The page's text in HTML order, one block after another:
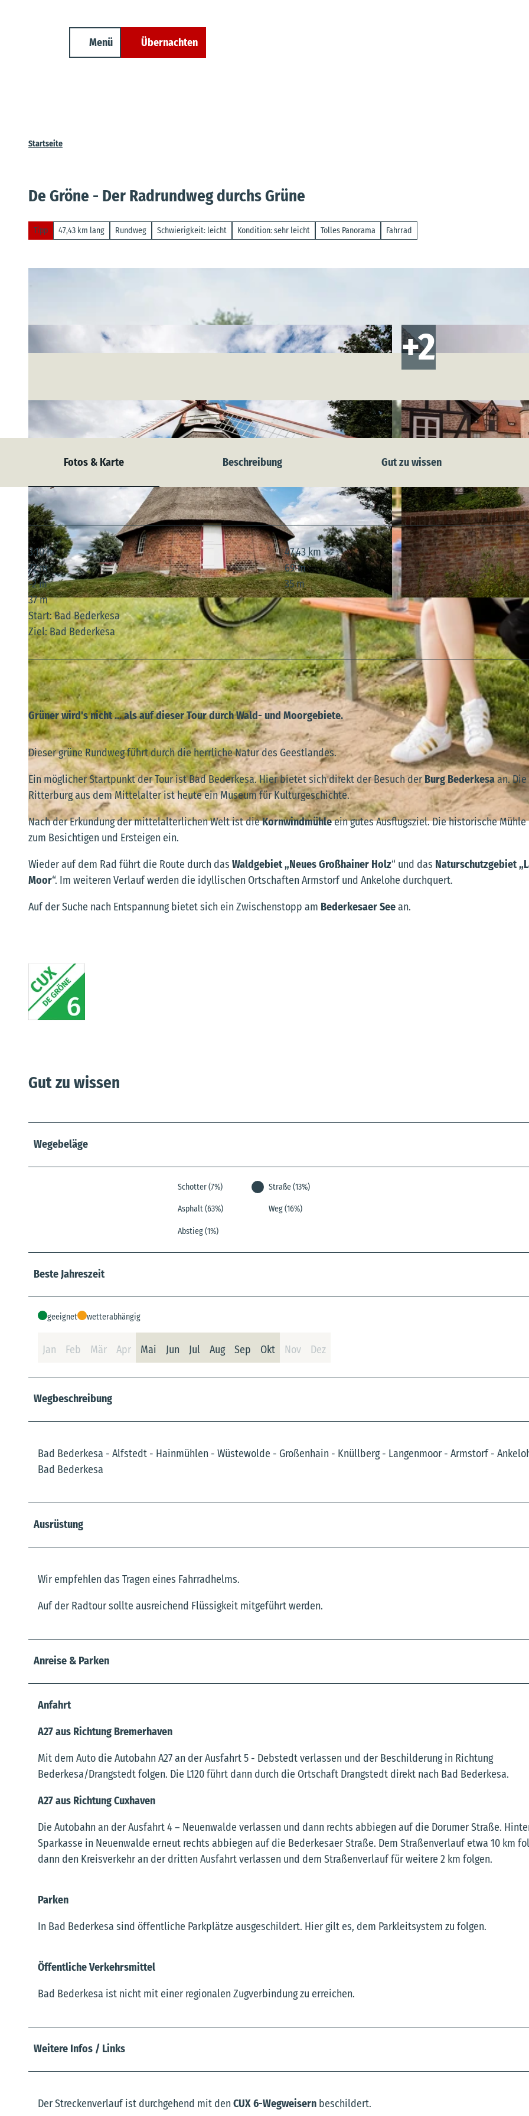
Menü Übernachten
Startseite
De Gröne - Der Radrundweg durchs Grüne
Tipp 47,43 km lang Rundweg Schwierigkeit: leicht Kondition: sehr leicht Tolles Panorama Fahrrad
© Nele Martensen, Cuxland-Tourismus, Nele Martensen | CC-BY-SA
© Florian Trykowski, Cuxland-Tourismus, Fotograf Florian Trykowski | CC-BY-SA © Nele Martensen, Cuxland-Tourismus, Nele
Fotos & Karte Beschreibung Gut zu wissen
3:10 h
47,43 km
72 m
69 m
-2 m
35 m
37 m
Start: Bad Bederkesa
Ziel: Bad Bederkesa
Grüner wird's nicht ... als auf dieser Tour durch Wald- und Moorgebiete.
Dieser grüne Rundweg führt durch die herrliche Natur des Geestlandes.
Ein möglicher Startpunkt der Tour ist Bad Bederkesa. Hier bietet sich direkt der Besuch derBurg Bederkesaan. Die
Ritterburg aus dem Mittelalter ist heute ein Museum für Kulturgeschichte.
Nach der Erkundung der mittelalterlichen Welt ist dieKornwindmühleein gutes Ausflugsziel. Die historische
zum Besichtigen und Ersteigen ein.
Wieder auf dem Rad führt die Route durch das Waldgebiet „Neues Großhainer Holz“ und das Naturschutzgebiet
Moor“. Im weiteren Verlauf werden die idyllischen Ortschaften Armstorf und Ankelohe durchquert.
Auf der Suche nach Entspannung bietet sich ein Zwischenstopp am Bederkesaer Seean.
Gut zu wissen
Wegebeläge
Schotter (7%) Straße (13%)
Asphalt (63%) Weg (16%)
Abstieg (1%)
Beste Jahreszeit
geeignet wetterabhängig
Jan Feb Mär Apr Mai Jun Jul Aug Sep Okt Nov Dez
Wegbeschreibung
Bad Bederkesa - Alfstedt - Hainmühlen - Wüstewolde - Großenhain - Knüllberg - Langenmoor - Armstorf -
Bad Bederkesa
Ausrüstung
Wir empfehlen das Tragen eines Fahrradhelms.
Auf der Radtour sollte ausreichend Flüssigkeit mitgeführt werden.
Anreise & Parken
Anfahrt
A27 aus Richtung Bremerhaven
Mit dem Auto die Autobahn A27 an der Ausfahrt 5 - Debstedt verlassen und der Beschilderung in Richtung
Bederkesa/Drangstedt folgen. Die L120 führt dann durch die Ortschaft Drangstedt direkt nach Bad Bederkesa.
A27 aus Richtung Cuxhaven
Die Autobahn an der Ausfahrt 4 – Neuenwalde verlassen und dann rechts abbiegen auf die Dorumer Straße.
Sparkasse in Neuenwalde erneut rechts abbiegen auf die Bederkesaer Straße. Dem Straßenverlauf etwa 10 km
dann den Kreisverkehr an der dritten Ausfahrt verlassen und dem Straßenverlauf für weitere 2 km folgen.
Parken
In Bad Bederkesa sind öffentliche Parkplätze ausgeschildert. Hier gilt es, dem Parkleitsystem zu folgen.
Öffentliche Verkehrsmittel
Bad Bederkesa ist nicht mit einer regionalen Zugverbindung zu erreichen.
Weitere Infos / Links
Der Streckenverlauf ist durchgehend mit den CUX 6-Wegweisern beschildert.